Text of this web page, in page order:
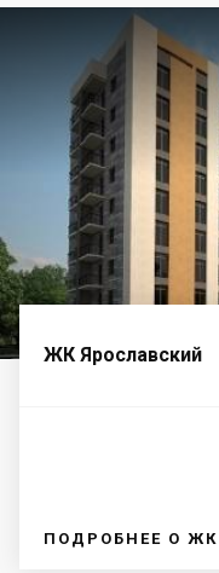
ЖК Ярославский
ПОДРОБНЕЕ О ЖК